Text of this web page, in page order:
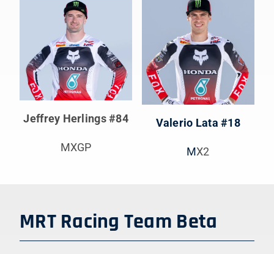
Jeffrey Herlings #84
MXGP
Valerio Lata #18
MX2
MRT Racing Team Beta